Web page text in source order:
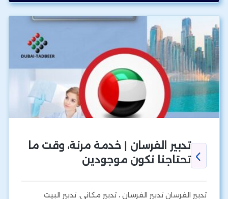
تدبير الفرسان | خدمة مرنة، وقت ما
تحتاجنا نكون موجودين
تدبير الفرسان تدبير الفرسان ، تدبير مكاني، تدبير البيت